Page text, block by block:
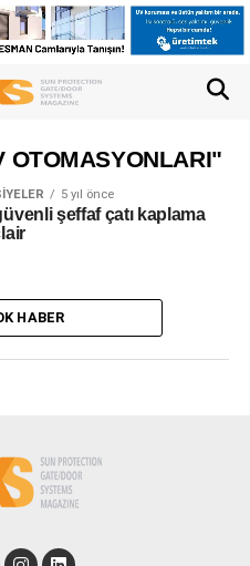
5 yıl önce
şeffaf çatı kaplama
HABER